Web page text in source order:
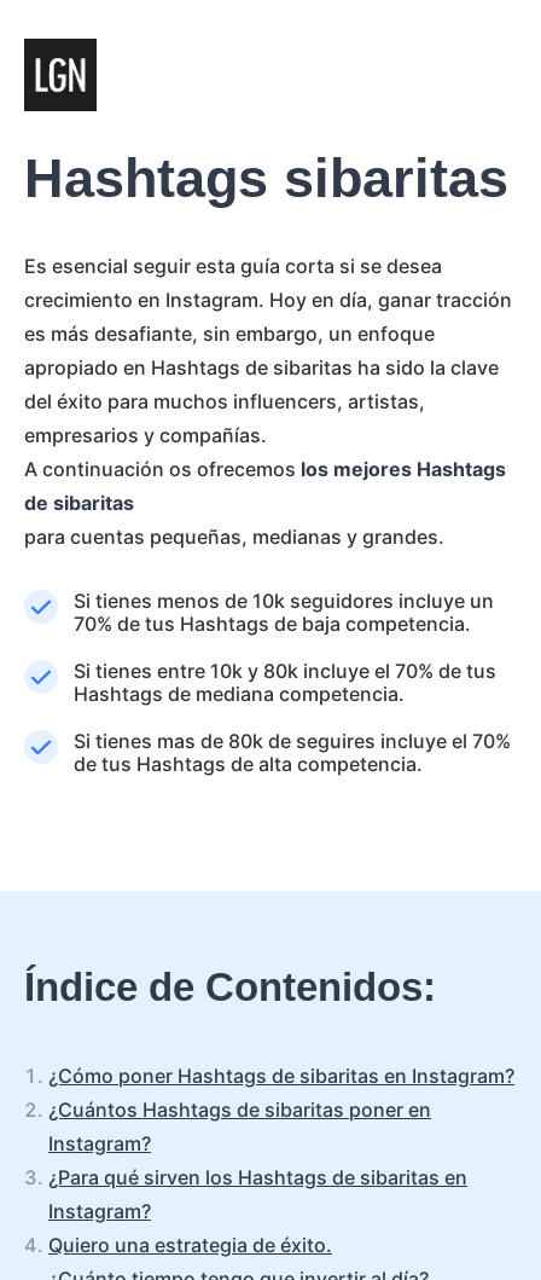
Hashtags sibaritas
Es esencial seguir esta guía corta si se desea
crecimiento en Instagram. Hoy en día, ganar tracción
es más desafiante, sin embargo, un enfoque
apropiado en Hashtags de sibaritas ha sido la clave
del éxito para muchos influencers, artistas,
empresarios y compañías.
A continuación os ofrecemos los mejores Hashtags
de sibaritas
para cuentas pequeñas, medianas y grandes.
Si tienes menos de 10k seguidores incluye un
70% de tus Hashtags de baja competencia.
Si tienes entre 10k y 80k incluye el 70% de tus
Hashtags de mediana competencia.
Si tienes mas de 80k de seguires incluye el 70%
de tus Hashtags de alta competencia.
Índice de Contenidos:
¿Cómo poner Hashtags de sibaritas en Instagram?
¿Cuántos Hashtags de sibaritas poner en
Instagram?
¿Para qué sirven los Hashtags de sibaritas en
Instagram?
Quiero una estrategia de éxito.